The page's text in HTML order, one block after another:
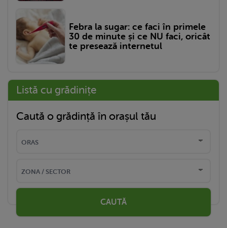
Febra la sugar: ce faci în primele
30 de minute și ce NU faci, oricât
te presează internetul
Listă cu grădinițe
Caută o grădință în orașul tău
CAUTĂ